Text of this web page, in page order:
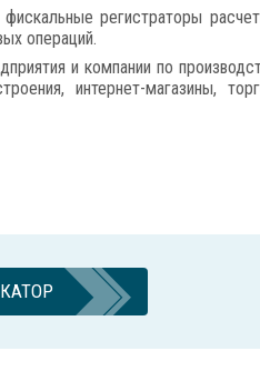
регистраторы
операций.
и компании по
интернет-магазины,